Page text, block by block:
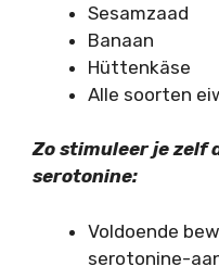
Sesamzaad
Banaan
Hüttenkäse
Alle soorten
Zo stimuleer je zelf
serotonine:
Voldoende
serotonine-